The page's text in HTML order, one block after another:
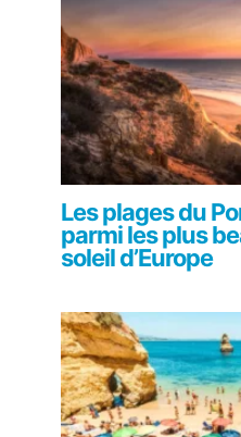
Les plages du
parmi les plus
soleil d’Europe